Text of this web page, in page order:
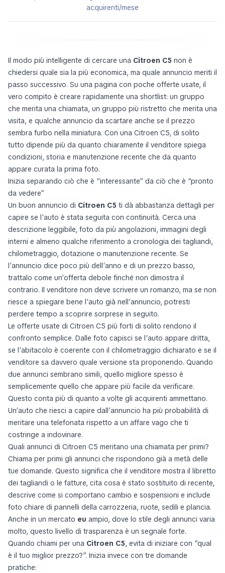
acquirenti/mese
Il modo più intelligente di cercare una Citroen C5 non è
chiedersi quale sia la più economica, ma quale annuncio meriti il
passo successivo. Su una pagina con poche offerte usate, il
vero compito è creare rapidamente una shortlist: un gruppo
che merita una chiamata, un gruppo più ristretto che merita una
visita, e qualche annuncio da scartare anche se il prezzo
sembra furbo nella miniatura. Con una Citroen C5, di solito
tutto dipende più da quanto chiaramente il venditore spiega
condizioni, storia e manutenzione recente che da quanto
appare curata la prima foto.
Inizia separando ciò che è “interessante” da ciò che è “pronto
da vedere”
Un buon annuncio di Citroen C5 ti dà abbastanza dettagli per
capire se l’auto è stata seguita con continuità. Cerca una
descrizione leggibile, foto da più angolazioni, immagini degli
interni e almeno qualche riferimento a cronologia dei tagliandi,
chilometraggio, dotazione o manutenzione recente. Se
l’annuncio dice poco più dell’anno e di un prezzo basso,
trattalo come un’offerta debole finché non dimostra il
contrario. Il venditore non deve scrivere un romanzo, ma se non
riesce a spiegare bene l’auto già nell’annuncio, potresti
perdere tempo a scoprire sorprese in seguito.
Le offerte usate di Citroen C5 più forti di solito rendono il
confronto semplice. Dalle foto capisci se l’auto appare dritta,
se l’abitacolo è coerente con il chilometraggio dichiarato e se il
venditore sa davvero quale versione sta proponendo. Quando
due annunci sembrano simili, quello migliore spesso è
semplicemente quello che appare più facile da verificare.
Questo conta più di quanto a volte gli acquirenti ammettano.
Un’auto che riesci a capire dall’annuncio ha più probabilità di
meritare una telefonata rispetto a un affare vago che ti
costringe a indovinare.
Quali annunci di Citroen C5 meritano una chiamata per primi?
Chiama per primi gli annunci che rispondono già a metà delle
tue domande. Questo significa che il venditore mostra il libretto
dei tagliandi o le fatture, cita cosa è stato sostituito di recente,
descrive come si comportano cambio e sospensioni e include
foto chiare di pannelli della carrozzeria, ruote, sedili e plancia.
Anche in un mercato eu ampio, dove lo stile degli annunci varia
molto, questo livello di trasparenza è un segnale forte.
Quando chiami per una Citroen C5, evita di iniziare con “qual
è il tuo miglior prezzo?”. Inizia invece con tre domande
pratiche: